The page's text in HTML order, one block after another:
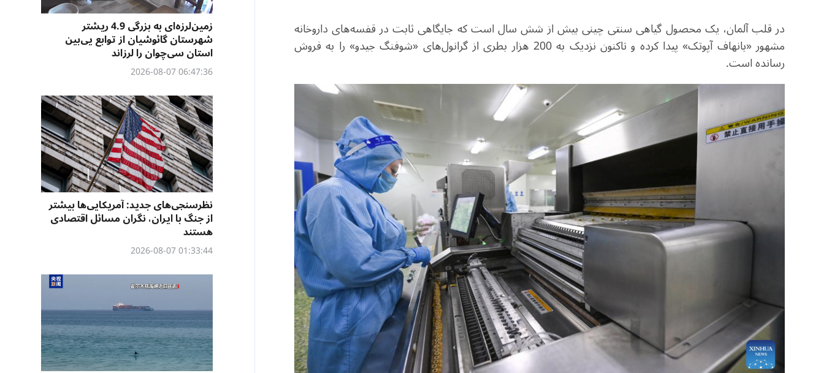
در قلب آلمان، یک محصول گیاهی سنتی چینی بیش از شش سال است که جایگاهی ثابت در قفسه‌های داروخانه
مشهور «بانهاف آپوتک» پیدا کرده و تاکنون نزدیک به 200 هزار بطری از گرانول‌های «شوفنگ جیدو» را به فروش
رسانده است.
زمین‌لرزه‌ای به بزرگی 4.9 ریشتر
شهرستان گائوشیان از توابع یی‌بین
استان سی‌چوان را لرزاند
06:47:36 2026-08-07
نظرسنجی‌‌های جدید: آمریکایی‌ها بیشتر
از جنگ با ایران، نگران مسائل اقتصادی
هستند
01:33:44 2026-08-07